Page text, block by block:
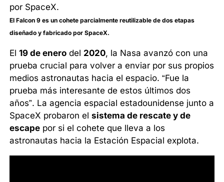
El Falcon 9 es un cohete parcialmente reutilizable de dos etapas
diseñado y fabricado por SpaceX.
El19 de enero del 2020, la Nasa avanzó con una
prueba crucial para volver a enviar por sus propios
medios astronautas hacia el espacio. “Fue la
prueba más interesante de estos últimos dos
años”. La agencia espacial estadounidense junto a
SpaceX probaron elsistema de rescate y de
escape por si el cohete que lleva a los
astronautas hacia la Estación Espacial explota.